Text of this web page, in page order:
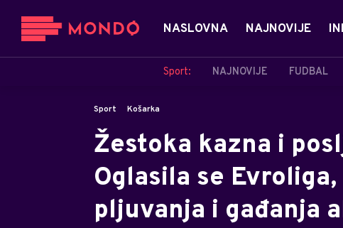
NASLOVNA NAJNOVIJE
Sport: NAJNOVIJE FUDBAL
Sport Košarka
Žestoka kazna i
Oglasila se
pljuvanja i gađanja